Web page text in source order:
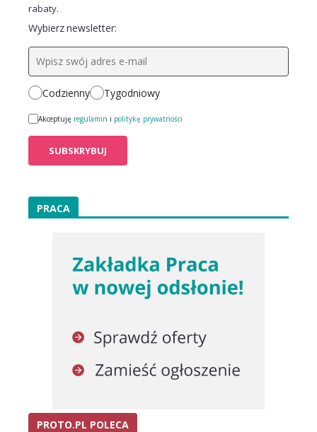
rabaty.
Wybierz newsletter:
Codzienny Tygodniowy
Akceptuję regulamin i politykę prywatności
PRACA
PROTO.PL POLECA